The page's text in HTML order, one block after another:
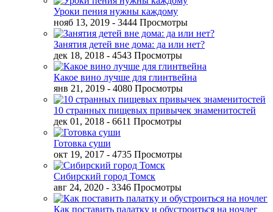
Уроки пения нужны каждому
нояб 13, 2019 - 3444 Просмотры
Занятия детей вне дома: да или нет?
дек 18, 2018 - 4543 Просмотры
Какое вино лучше для глинтвейна
янв 21, 2019 - 4080 Просмотры
10 странных пищевых привычек знаменитостей
дек 01, 2018 - 6611 Просмотры
Готовка суши
окт 19, 2017 - 4735 Просмотры
Сибирский город Томск
авг 24, 2020 - 3346 Просмотры
Как поставить палатку и обустроиться на ночлег